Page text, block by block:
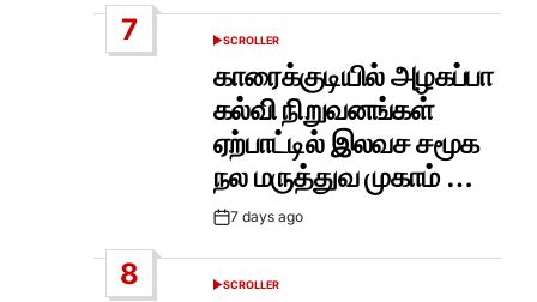
7
POSTED
SCROLLER
காரைக்குடியில் அழகப்பா
கல்வி நிறுவனங்கள்
ஏற்பாட்டில் இலவச சமூக
நல மருத்துவ முகாம் …
Post7 days ago
8
POSTED
SCROLLER